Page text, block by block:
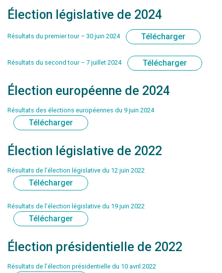
Élection législative de 2024
Résultats du premier tour – 30 juin 2024 Télécharger
Résultats du second tour – 7 juillet 2024 Télécharger
Élection européenne de 2024
Résultats des élections européennes du 9 juin 2024
Télécharger
Élection législative de 2022
Résultats de l’élection législative du 12 juin 2022
Télécharger
Résultats de l’élection législative du 19 juin 2022
Télécharger
Élection présidentielle de 2022
Résultats de l’élection présidentielle du 10 avril 2022